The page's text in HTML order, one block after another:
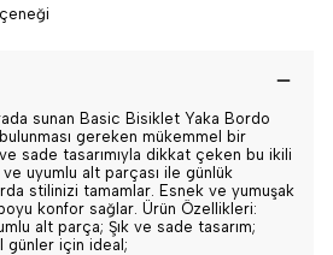
sunan Basic Bisiklet Yaka Bordo
gereken mükemmel bir
sade tasarımıyla dikkat çeken bu ikili
uyumlu alt parçası ile günlük
stilinizi tamamlar. Esnek ve yumuşak
konfor sağlar. Ürün Özellikleri:
alt parça; Şık ve sade tasarım;
günler için ideal;